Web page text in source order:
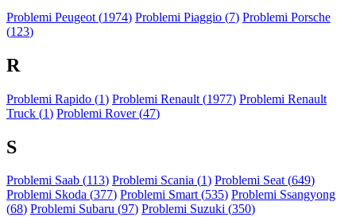
Problemi Peugeot (1974) Problemi Piaggio (7) Problemi Porsche
(123)
R
Problemi Rapido (1) Problemi Renault (1977) Problemi Renault
Truck (1) Problemi Rover (47)
S
Problemi Saab (113) Problemi Scania (1) Problemi Seat (649)
Problemi Skoda (377) Problemi Smart (535) Problemi Ssangyong
(68) Problemi Subaru (97) Problemi Suzuki (350)